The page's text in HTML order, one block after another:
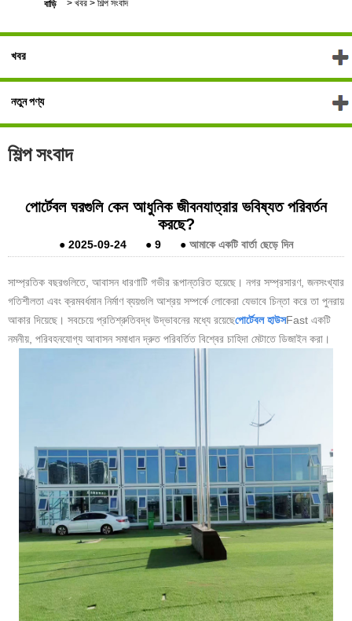
বাড়ি > খবর > শিল্প সংবাদ
খবর
নতুন পণ্য
শিল্প সংবাদ
পোর্টেবল ঘরগুলি কেন আধুনিক জীবনযাত্রার ভবিষ্যত পরিবর্তন
করছে?
● 2025-09-24 ● 9 ● আমাকে একটি বার্তা ছেড়ে দিন
সাম্প্রতিক বছরগুলিতে, আবাসন ধারণাটি গভীর রূপান্তরিত হয়েছে। নগর সম্প্রসারণ, জনসংখ্যার
গতিশীলতা এবং ক্রমবর্ধমান নির্মাণ ব্যয়গুলি আশ্রয় সম্পর্কে লোকেরা যেভাবে চিন্তা করে তা পুনরায়
আকার দিয়েছে। সবচেয়ে প্রতিশ্রুতিবদ্ধ উদ্ভাবনের মধ্যে রয়েছেপোর্টেবল হাউসFast একটি
নমনীয়, পরিবহনযোগ্য আবাসন সমাধান দ্রুত পরিবর্তিত বিশ্বের চাহিদা মেটাতে ডিজাইন করা।